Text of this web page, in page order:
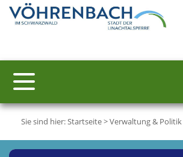
Sie sind hier:Startseite>Verwaltung & Politik